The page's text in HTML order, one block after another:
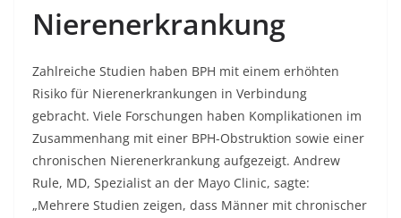
Nierenerkrankung
Zahlreiche Studien haben BPH mit einem erhöhten
Risiko für Nierenerkrankungen in Verbindung
gebracht. Viele Forschungen haben Komplikationen im
Zusammenhang mit einer BPH-Obstruktion sowie einer
chronischen Nierenerkrankung aufgezeigt. Andrew
Rule, MD, Spezialist an der Mayo Clinic, sagte:
„Mehrere Studien zeigen, dass Männer mit chronischer